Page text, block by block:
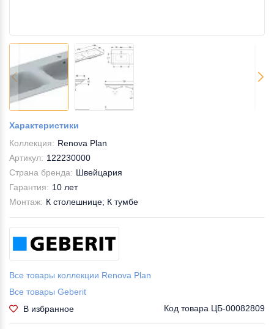
Характеристики
Коллекция: Renova Plan
Артикул: 122230000
Страна бренда: Швейцария
Гарантия: 10 лет
Монтаж: К столешнице; К тумбе
Все товары коллекции Renova Plan
Все товары Geberit
В избранное
Код товара ЦБ-00082809